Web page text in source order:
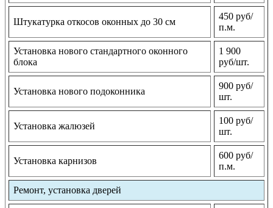
Штукатурка откосов оконных до 30 см
450 руб/
п.м.
Установка нового стандартного оконного
блока
1 900
руб/шт.
Установка нового подоконника
900 руб/
шт.
Установка жалюзей
100 руб/
шт.
Установка карнизов
600 руб/
п.м.
Ремонт, установка дверей